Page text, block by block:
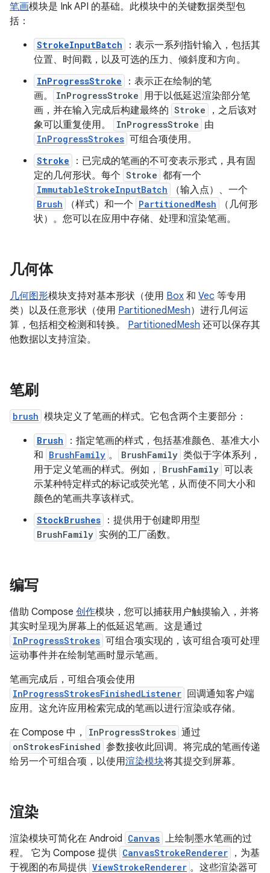
笔画模块是 Ink API 的基础。此模块中的关键数据类型包
括：
StrokeInputBatch
：表示一系列指针输入，包括其
位置、时间戳，以及可选的压力、倾斜度和方向。
InProgressStroke
：表示正在绘制的笔
画。
InProgressStroke 用于以低延迟渲染部分笔
画，并在输入完成后构建最终的 Stroke
，之后该对
象可以重复使用。
InProgressStroke 由
InProgressStrokes 可组合项使用。
Stroke
：已完成的笔画的不可变表示形式，具有固
定的几何形状。每个 Stroke 都有一个
ImmutableStrokeInputBatch （输入点）、一个
Brush （样式）和一个 PartitionedMesh
（几何形
状）。您可以在应用中存储、处理和渲染笔画。
几何体
几何图形模块支持对基本形状（使用 Box 和 Vec 等专用
类）以及任意形状（使用 PartitionedMesh）进行几何运
算，包括相交检测和转换。 PartitionedMesh 还可以保存其
他数据以支持渲染。
笔刷
brush 模块定义了笔画的样式。它包含两个主要部分：
Brush
：指定笔画的样式，包括基准颜色、基准大小
和 BrushFamily 。 BrushFamily 类似于字体系列，
用于定义笔画的样式。例如，
BrushFamily 可以表
示某种特定样式的标记或荧光笔，从而使不同大小和
颜色的笔画共享该样式。
StockBrushes ：提供用于创建即用型
BrushFamily 实例的工厂函数。
编写
借助 Compose 创作模块，您可以捕获用户触摸输入，并将
其实时呈现为屏幕上的低延迟笔画。这是通过
InProgressStrokes 可组合项实现的，该可组合项可处理
运动事件并在绘制笔画时显示笔画。
笔画完成后，可组合项会使用
InProgressStrokesFinishedListener 回调通知客户端
应用。这允许应用检索完成的笔画以进行渲染或存储。
在 Compose 中，
InProgressStrokes 通过
onStrokesFinished 参数接收此回调。将完成的笔画传递
给另一个可组合项，以使用渲染模块将其提交到屏幕。
渲染
渲染模块可简化在 Android Canvas 上绘制墨水笔画的过
程。 它为 Compose 提供 CanvasStrokeRenderer
，为基
于视图的布局提供 ViewStrokeRenderer 。这些渲染器可